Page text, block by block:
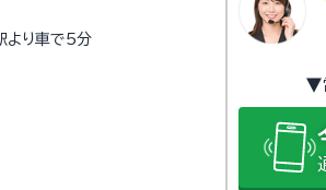
より車で5分
▼